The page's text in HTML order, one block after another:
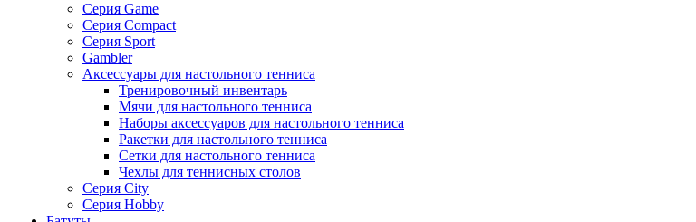
Серия Game
Серия Compact
Серия Sport
Gambler
Аксессуары для настольного тенниса
Тренировочный инвентарь
Мячи для настольного тенниса
Наборы аксессуаров для настольного тенниса
Ракетки для настольного тенниса
Сетки для настольного тенниса
Чехлы для теннисных столов
Серия City
Серия Hobby